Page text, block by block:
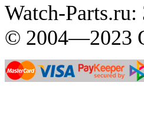
Watch-Parts.ru:
© 2004—2023